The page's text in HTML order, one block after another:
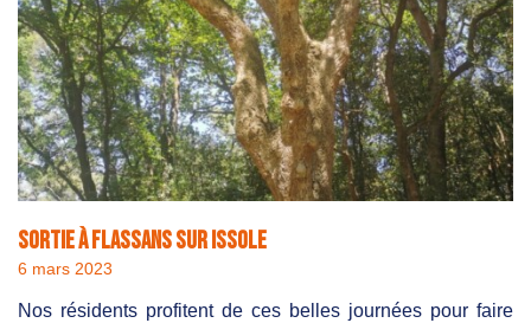
Sortie à Flassans sur Issole
6 mars 2023
Nos résidents profitent de ces belles journées pour faire